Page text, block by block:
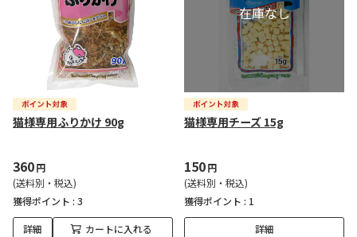
猫様専用ふりかけ 90g
360円
(送料別・税込)
獲得ポイント : 3
詳細 カートに入れる
猫様専用チーズ 15g
150円
(送料別・税込)
獲得ポイント : 1
詳細